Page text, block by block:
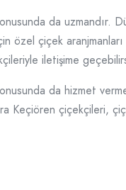
da uzmandır.
özel çiçek
iletişime
da hizmet
Keçiören çiçekçileri,